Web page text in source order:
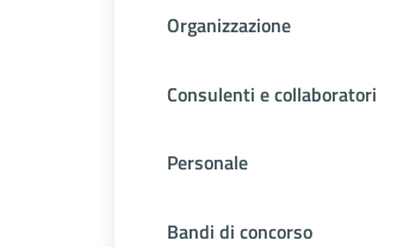
Organizzazione
Consulenti e collaboratori
Personale
Bandi di concorso